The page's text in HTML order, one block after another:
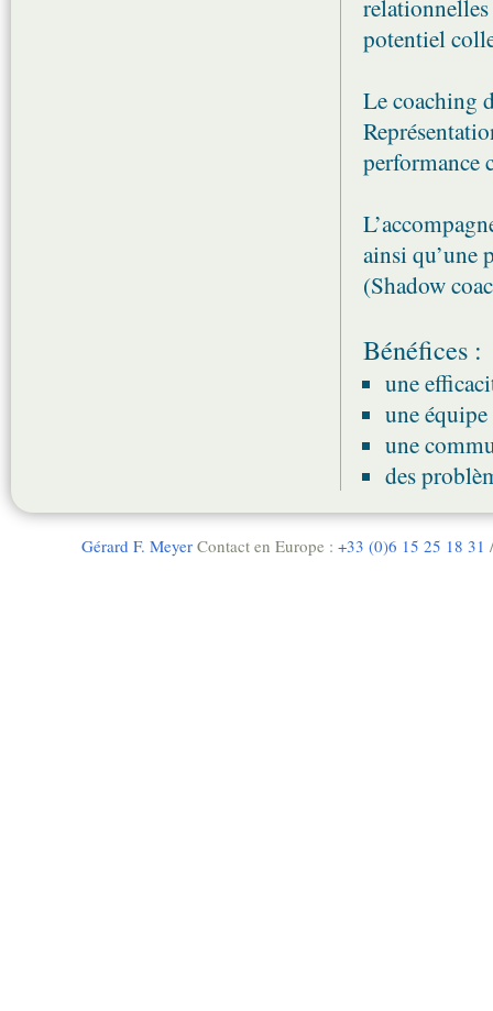
potentiel
Le coaching
performance
ainsi qu’une
(Shadow
Bénéfices :
une
une
une
des
Gérard F. MeyerContact en Europe : +33 (0)6 15 25 18 31